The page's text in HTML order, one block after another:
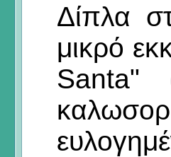
Δίπλα
μικρό
Santa"